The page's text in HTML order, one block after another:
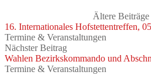
Ältere Beiträge
16. Internationales Hofstettentreffen,
Termine & Veranstaltungen
Nächster Beitrag
Wahlen Bezirkskommando und
Termine & Veranstaltungen